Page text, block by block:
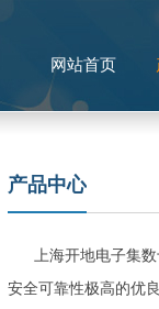
网站首页
产品中心
上海开地电子集数
安全可靠性极高的优